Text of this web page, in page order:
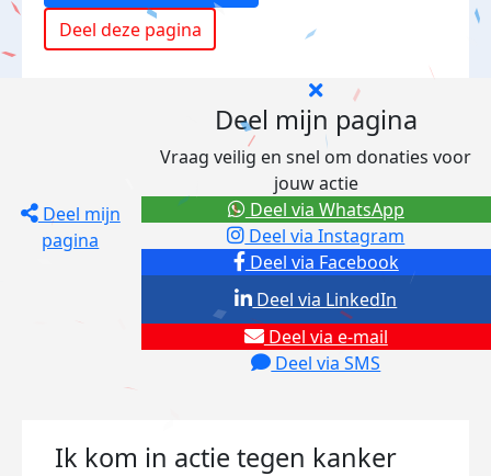
Deel deze pagina
Deel mijn
pagina
Deel mijn pagina
Vraag veilig en snel om donaties voor
jouw actie
Deel via Facebook
Deel via Instagram
Deel via e-mail
Deel via SMS
Deel via LinkedIn
Deel via WhatsApp
Ik kom in actie tegen kanker